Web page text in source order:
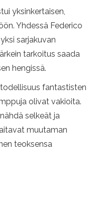
yksinkertaisen,
Yhdessä Federico
sarjakuvan
tarkoitus saada
hengissä.
fantastisten
olivat vakioita.
selkeät ja
muutaman
teoksensa